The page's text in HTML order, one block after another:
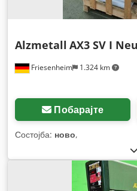
Friesenheim 1.324 km
Alzmetall AX3 SV I
Побарајте
Состојба: ново,